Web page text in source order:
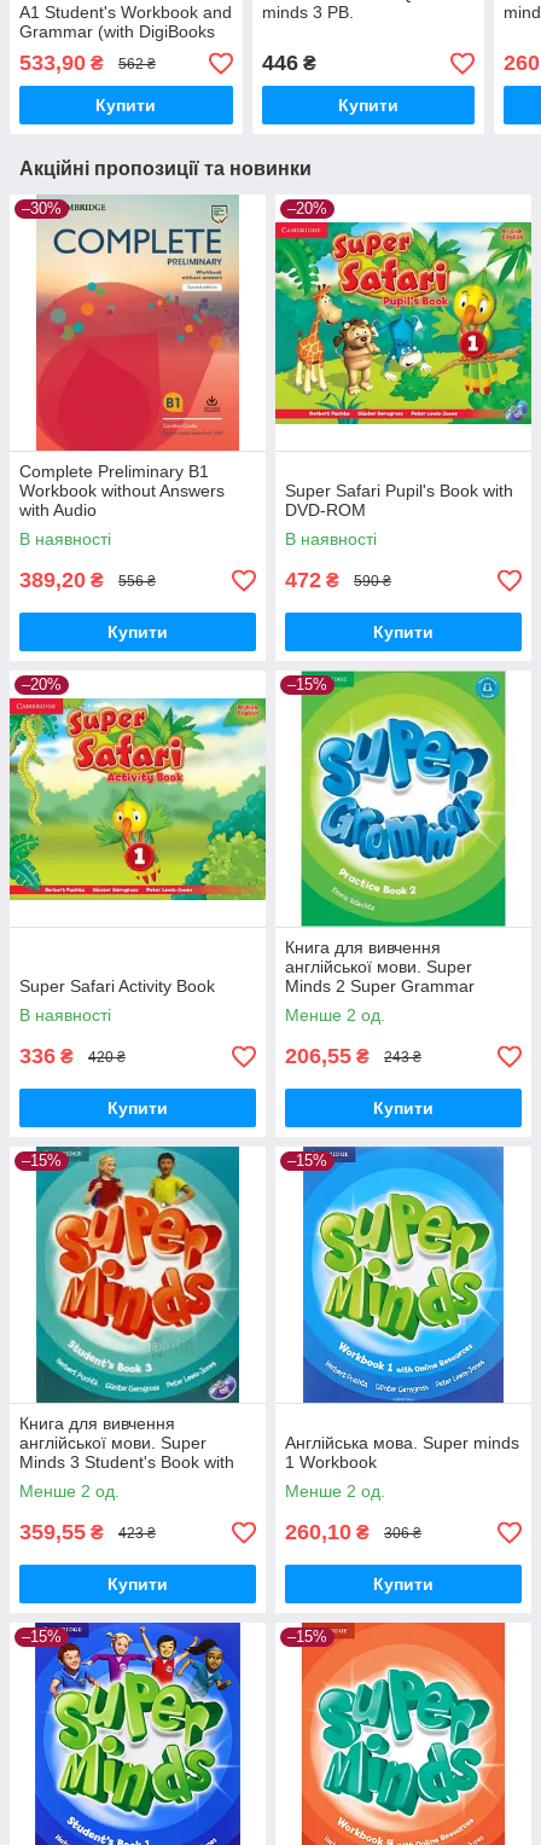
A1 Student's Workbook and
Grammar (with DigiBooks
App)
533,90 ₴ 562 ₴
Купити
minds 3 PB.
446₴
Купити
Акційні пропозиції та новинки
–30%
Complete Preliminary В1
Workbook without Answers
with Audio
В наявності
389,20 ₴ 556 ₴
Купити
–20%
Super Safari Pupil's Book with
DVD-ROM
В наявності
472 ₴ 590 ₴
Купити
–20%
Super Safari Activity Book
В наявності
336 ₴ 420 ₴
Купити
–15%
Книга для вивчення
англійської мови. Super
Minds 2 Super Grammar
Practice Book
Менше 2 од.
206,55 ₴ 243 ₴
Купити
–15%
Книга для вивчення
англійської мови. Super
Minds 3 Student's Book with
DVD-ROM
Менше 2 од.
359,55 ₴ 423 ₴
Купити
–15%
Англійська мова. Super minds
1 Workbook
Менше 2 од.
260,10 ₴ 306 ₴
Купити
–15% –15%